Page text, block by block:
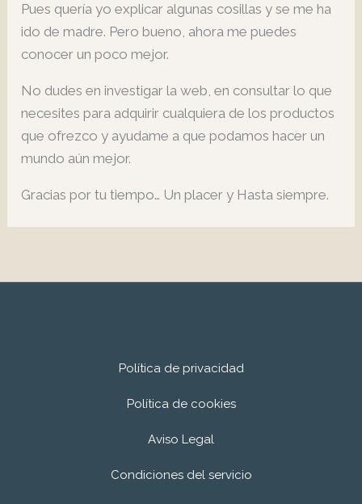
Pues quería yo explicar algunas cosillas y se me ha
ido de madre. Pero bueno, ahora me puedes
conocer un poco mejor.
No dudes en investigar la web, en consultar lo que
necesites para adquirir cualquiera de los productos
que ofrezco y ayudame a que podamos hacer un
mundo aún mejor.
Gracias por tu tiempo… Un placer y Hasta siempre.
Política de privacidad
Política de cookies
Aviso Legal
Condiciones del servicio